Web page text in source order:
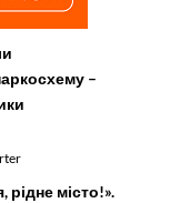
–
місто!».